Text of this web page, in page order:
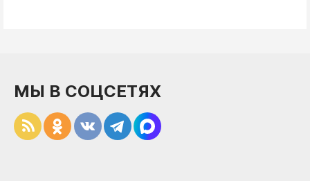
МЫ В СОЦСЕТЯХ